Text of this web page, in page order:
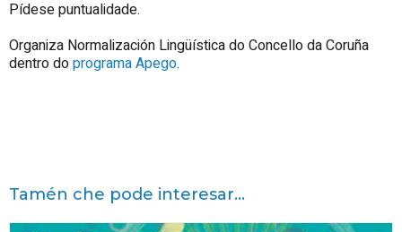
Pídese puntualidade.
Organiza Normalización Lingüística do Concello da Coruña
dentro doprograma Apego.
Tamén che pode interesar...